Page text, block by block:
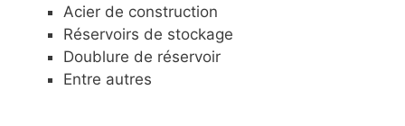
Acier de construction
Réservoirs de stockage
Doublure de réservoir
Entre autres